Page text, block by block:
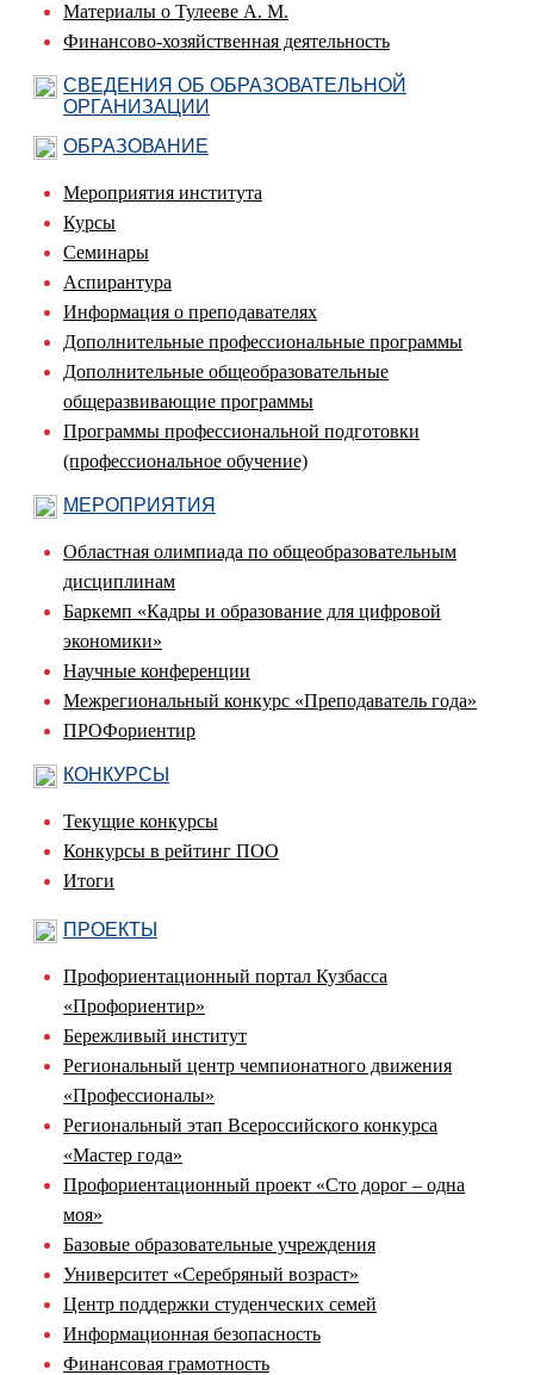
Материалы о Тулееве А. М.
Финансово-хозяйственная деятельность
СВЕДЕНИЯ ОБ ОБРАЗОВАТЕЛЬНОЙ
ОРГАНИЗАЦИИ
ОБРАЗОВАНИЕ
Мероприятия института
Курсы
Семинары
Аспирантура
Информация о преподавателях
Дополнительные профессиональные программы
Дополнительные общеобразовательные
общеразвивающие программы
Программы профессиональной подготовки
(профессиональное обучение)
МЕРОПРИЯТИЯ
Областная олимпиада по общеобразовательным
дисциплинам
Баркемп «Кадры и образование для цифровой
экономики»
Научные конференции
Межрегиональный конкурс «Преподаватель года»
ПРОФориентир
КОНКУРСЫ
Текущие конкурсы
Конкурсы в рейтинг ПОО
Итоги
ПРОЕКТЫ
Профориентационный портал Кузбасса
«Профориентир»
Бережливый институт
Региональный центр чемпионатного движения
«Профессионалы»
Региональный этап Всероссийского конкурса
«Мастер года»
Профориентационный проект «Сто дорог – одна
моя»
Базовые образовательные учреждения
Университет «Серебряный возраст»
Центр поддержки студенческих семей
Информационная безопасность
Финансовая грамотность